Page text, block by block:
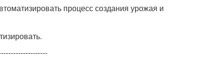
процесс создания урожая и